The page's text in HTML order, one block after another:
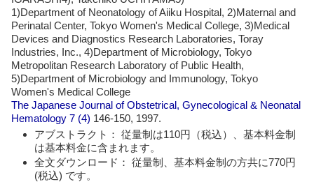
1)Department of Neonatology of Aiiku Hospital, 2)Maternal and
Perinatal Center, Tokyo Women's Medical College, 3)Medical
Devices and Diagnostics Research Laboratories, Toray
Industries, Inc., 4)Department of Microbiology, Tokyo
Metropolitan Research Laboratory of Public Health,
5)Department of Microbiology and Immunology, Tokyo
Women's Medical College
The Japanese Journal of Obstetrical, Gynecological & Neonatal
Hematology 7 (4) 146-150, 1997.
アブストラクト： 従量制は110円（税込）、基本料金制
は基本料金に含まれます。
全文ダウンロード： 従量制、基本料金制の方共に770円
(税込) です。